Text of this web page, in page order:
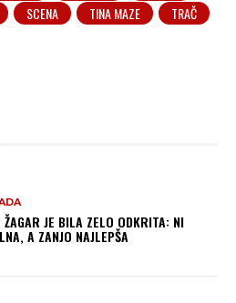
SCENA TINA MAZE
TRAČ
ŽAGAR JE BILA ZELO ODKRITA: NI
A ZANJO NAJLEPŠA